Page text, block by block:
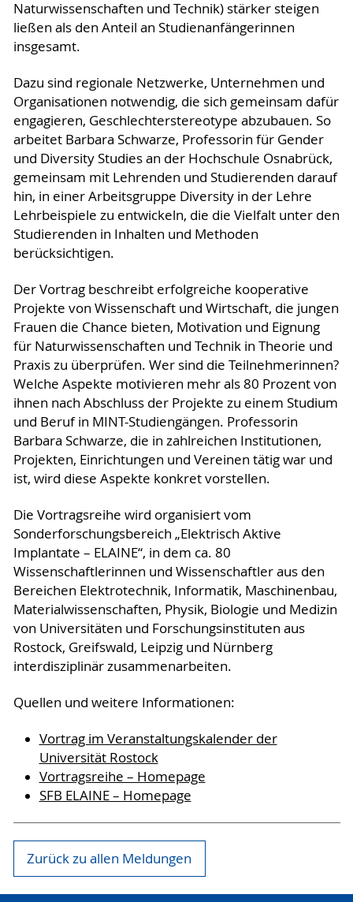
Naturwissenschaften und Technik) stärker steigen
ließen als den Anteil an Studienanfängerinnen
insgesamt.
Dazu sind regionale Netzwerke, Unternehmen und
Organisationen notwendig, die sich gemeinsam dafür
engagieren, Geschlechterstereotype abzubauen. So
arbeitet Barbara Schwarze, Professorin für Gender
und Diversity Studies an der Hochschule Osnabrück,
gemeinsam mit Lehrenden und Studierenden darauf
hin, in einer Arbeitsgruppe Diversity in der Lehre
Lehrbeispiele zu entwickeln, die die Vielfalt unter den
Studierenden in Inhalten und Methoden
berücksichtigen.
Der Vortrag beschreibt erfolgreiche kooperative
Projekte von Wissenschaft und Wirtschaft, die jungen
Frauen die Chance bieten, Motivation und Eignung
für Naturwissenschaften und Technik in Theorie und
Praxis zu überprüfen. Wer sind die Teilnehmerinnen?
Welche Aspekte motivieren mehr als 80 Prozent von
ihnen nach Abschluss der Projekte zu einem Studium
und Beruf in MINT-Studiengängen. Professorin
Barbara Schwarze, die in zahlreichen Institutionen,
Projekten, Einrichtungen und Vereinen tätig war und
ist, wird diese Aspekte konkret vorstellen.
Die Vortragsreihe wird organisiert vom
Sonderforschungsbereich „Elektrisch Aktive
Implantate – ELAINE“, in dem ca. 80
Wissenschaftlerinnen und Wissenschaftler aus den
Bereichen Elektrotechnik, Informatik, Maschinenbau,
Materialwissenschaften, Physik, Biologie und Medizin
von Universitäten und Forschungsinstituten aus
Rostock, Greifswald, Leipzig und Nürnberg
interdisziplinär zusammenarbeiten.
Quellen und weitere Informationen:
Vortrag im Veranstaltungskalender der
Universität Rostock
Vortragsreihe – Homepage
SFB ELAINE – Homepage
Zurück zu allen Meldungen